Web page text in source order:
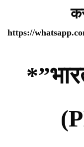
https://